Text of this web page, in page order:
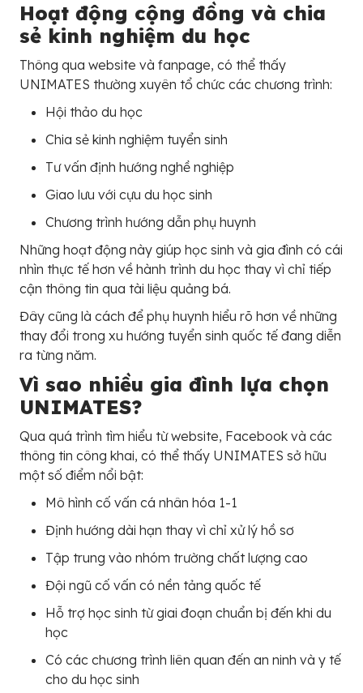
Hoạt động cộng đồng và chia
sẻ kinh nghiệm du học
Thông qua website và fanpage, có thể thấy
UNIMATES thường xuyên tổ chức các chương trình:
Hội thảo du học
Chia sẻ kinh nghiệm tuyển sinh
Tư vấn định hướng nghề nghiệp
Giao lưu với cựu du học sinh
Chương trình hướng dẫn phụ huynh
Những hoạt động này giúp học sinh và gia đình có cái
nhìn thực tế hơn về hành trình du học thay vì chỉ tiếp
cận thông tin qua tài liệu quảng bá.
Đây cũng là cách để phụ huynh hiểu rõ hơn về những
thay đổi trong xu hướng tuyển sinh quốc tế đang diễn
ra từng năm.
Vì sao nhiều gia đình lựa chọn
UNIMATES?
Qua quá trình tìm hiểu từ website, Facebook và các
thông tin công khai, có thể thấy UNIMATES sở hữu
một số điểm nổi bật:
Mô hình cố vấn cá nhân hóa 1-1
Định hướng dài hạn thay vì chỉ xử lý hồ sơ
Tập trung vào nhóm trường chất lượng cao
Đội ngũ cố vấn có nền tảng quốc tế
Hỗ trợ học sinh từ giai đoạn chuẩn bị đến khi du
học
Có các chương trình liên quan đến an ninh và y tế
cho du học sinh